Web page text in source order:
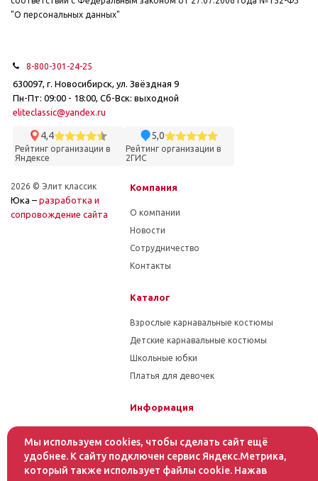
"О персональных данных"
8-800-301-24-25
630097, г. Новосибирск, ул. Звёздная 9
Пн-Пт: 09:00 - 18:00, Сб-Вск: выходной
eliteclassic@yandex.ru
4,4
Рейтинг организации в
Яндексе
5,0
Рейтинг организации в
2ГИС
2026 © Элит классик
Юка – разработка и
cопровождение сайта
Компания
О компании
Новости
Сотрудничество
Контакты
Каталог
Взрослые карнавальные костюмы
Детские карнавальные костюмы
Школьные юбки
Платья для девочек
Информация
Условия оплаты
Условия доставки
Мы используем cookies, чтобы сделать сайт ещё
удобнее. К сайту подключен сервис Яндекс.Метрика,
который также использует файлы cookie. Нажав